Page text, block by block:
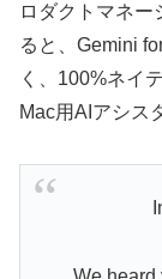
ロダクトマネー
ると、Gemini
く、100%ネイ
Mac用AIアシス